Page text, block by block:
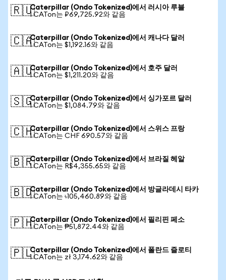
🇷🇺Caterpillar (Ondo Tokenized)에서 러시아 루블
1 CATon는 ₽69,725.92와 같음
🇨🇦Caterpillar (Ondo Tokenized)에서 캐나다 달러
1 CATon는 $1,192.16와 같음
🇦🇺Caterpillar (Ondo Tokenized)에서 호주 달러
1 CATon는 $1,211.20와 같음
🇸🇬Caterpillar (Ondo Tokenized)에서 싱가포르 달러
1 CATon는 $1,084.79와 같음
🇨🇭Caterpillar (Ondo Tokenized)에서 스위스 프랑
1 CATon는 CHF 690.57와 같음
🇧🇷Caterpillar (Ondo Tokenized)에서 브라질 헤알
1 CATon는 R$4,355.65와 같음
🇧🇩Caterpillar (Ondo Tokenized)에서 방글라데시 타카
1 CATon는 ৳105,460.89와 같음
🇵🇭Caterpillar (Ondo Tokenized)에서 필리핀 페소
1 CATon는 ₱51,872.44와 같음
🇵🇱Caterpillar (Ondo Tokenized)에서 폴란드 즐로티
1 CATon는 zł 3,174.62와 같음